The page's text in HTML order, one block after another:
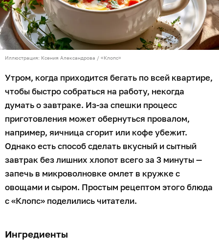
Иллюстрация: Ксения Александрова / «Клопс»
Утром, когда приходится бегать по всей квартире,
чтобы быстро собраться на работу, некогда
думать о завтраке. Из-за спешки процесс
приготовления может обернуться провалом,
например, яичница сгорит или кофе убежит.
Однако есть способ сделать вкусный и сытный
завтрак без лишних хлопот всего за 3 минуты —
запечь в микроволновке омлет в кружке с
овощами и сыром. Простым рецептом этого блюда
с «Клопс» поделились читатели.
Ингредиенты